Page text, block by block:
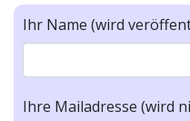
Ihr Name (wird
Ihre Mailadresse (wird